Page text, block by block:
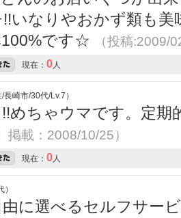
いなりやおかず類も
100%です☆
（投稿
現在： 0人
崎市/30代/Lv.7）
めちゃウマです。定期
掲載：2008/10/25）
現在： 0人
由に選べるセルフサー